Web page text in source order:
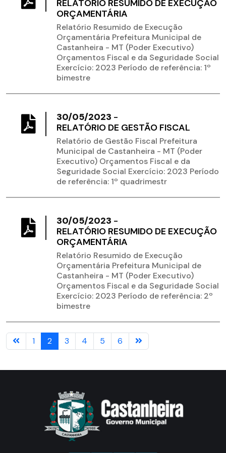
RELATÓRIO RESUMIDO DE EXECUÇÃO
ORÇAMENTÁRIA
Relatório Resumido de Execução
Orçamentária Prefeitura Municipal de
Castanheira - MT (Poder Executivo)
Orçamentos Fiscal e da Seguridade Social
Exercício: 2023 Período de referência: 1º
bimestre
30/05/2023 -
RELATÓRIO DE GESTÃO FISCAL
Relatório de Gestão Fiscal Prefeitura
Municipal de Castanheira - MT (Poder
Executivo) Orçamentos Fiscal e da
Seguridade Social Exercício: 2023 Período
de referência: 1º quadrimestr
30/05/2023 -
RELATÓRIO RESUMIDO DE EXECUÇÃO
ORÇAMENTÁRIA
Relatório Resumido de Execução
Orçamentária Prefeitura Municipal de
Castanheira - MT (Poder Executivo)
Orçamentos Fiscal e da Seguridade Social
Exercício: 2023 Período de referência: 2º
bimestre
1 2 3 4 5 6